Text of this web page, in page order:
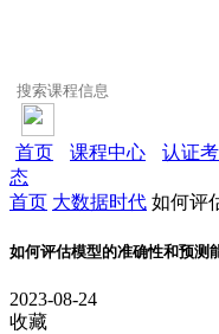
首页 课程中心 认证
态
首页 大数据时代 如何评
如何评估模型的准确性和预测
2023-08-24
收藏